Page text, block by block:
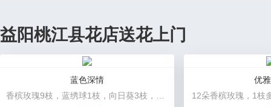
益阳桃江县花店送花上门
蓝色深情
优
12朵香槟玫瑰，1枝